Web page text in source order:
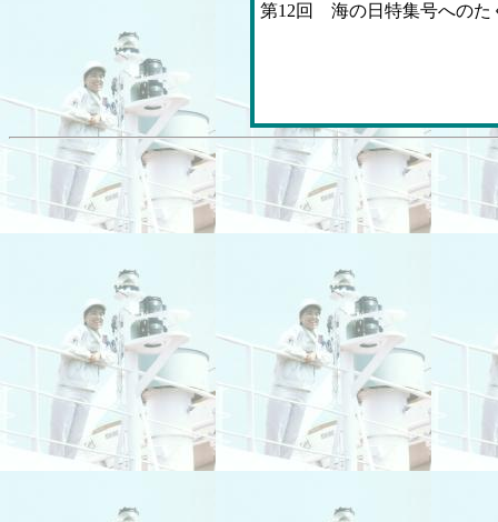
第12回 海の日特集号へのた